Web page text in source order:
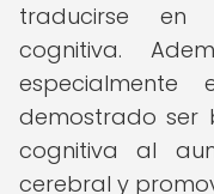
traducirse en
cognitiva.
especialmente
demostrado ser
cognitiva al
cerebral y